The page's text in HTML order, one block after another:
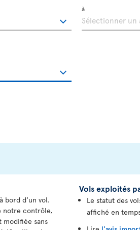
à
bord d'un vol.
notre contrôle,
sans
Vols exploités
Le statut des
affiché en